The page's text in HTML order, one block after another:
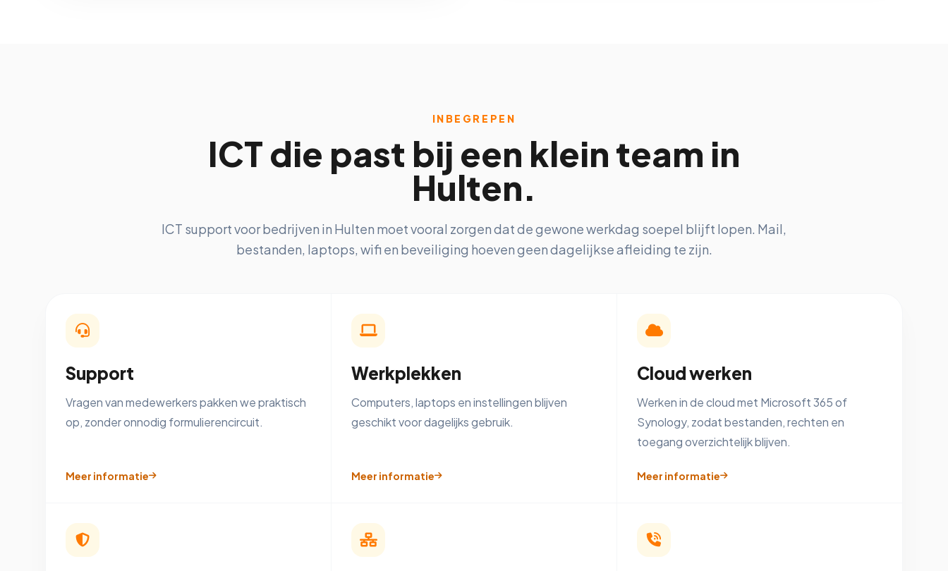
INBEGREPEN
ICT die past bij een klein team in
Hulten.
ICT support voor bedrijven in Hulten moet vooral zorgen dat de gewone werkdag soepel blijft lopen. Mail,
bestanden, laptops, wifi en beveiliging hoeven geen dagelijkse afleiding te zijn.
Support
Vragen van medewerkers pakken we praktisch
op, zonder onnodig formulierencircuit.
Meer informatie
Werkplekken
Computers, laptops en instellingen blijven
geschikt voor dagelijks gebruik.
Meer informatie
Cloud werken
Werken in de cloud met Microsoft 365 of
Synology, zodat bestanden, rechten en
toegang overzichtelijk blijven.
Meer informatie